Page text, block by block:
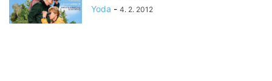
Yoda - 4. 2. 2012